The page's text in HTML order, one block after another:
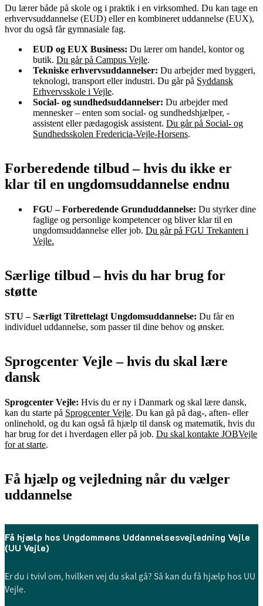
Du lærer både på skole og i praktik i en virksomhed. Du kan tage en
erhvervsuddannelse (EUD) eller en kombineret uddannelse (EUX),
hvor du også får gymnasiale fag.
EUD og EUX Business: Du lærer om handel, kontor og
butik. Du går på Campus Vejle.
Tekniske erhvervsuddannelser: Du arbejder med byggeri,
teknologi, transport eller industri. Du går på Syddansk
Erhvervsskole i Vejle.
Social- og sundhedsuddannelser: Du arbejder med
mennesker – enten som social- og sundhedshjælper, -
assistent eller pædagogisk assistent. Du går på Social- og
Sundhedsskolen Fredericia-Vejle-Horsens.
Forberedende tilbud – hvis du ikke er
klar til en ungdomsuddannelse endnu
FGU – Forberedende Grunduddannelse: Du styrker dine
faglige og personlige kompetencer og bliver klar til en
ungdomsuddannelse eller job. Du går på FGU Trekanten i
Vejle.
Særlige tilbud – hvis du har brug for
støtte
STU – Særligt Tilrettelagt Ungdomsuddannelse: Du får en
individuel uddannelse, som passer til dine behov og ønsker.
Sprogcenter Vejle – hvis du skal lære
dansk
Sprogcenter Vejle: Hvis du er ny i Danmark og skal lære dansk,
kan du starte på Sprogcenter Vejle. Du kan gå på dag-, aften- eller
onlinehold, og du kan også få hjælp til dansk og matematik, hvis du
har brug for det i hverdagen eller på job. Du skal kontakte JOBVejle
for at starte.
Få hjælp og vejledning når du vælger
uddannelse
Få hjælp hos Ungdommens Uddannelsesvejledning Vejle
(UU Vejle)
Er du i tvivl om, hvilken vej du skal gå? Så kan du få hjælp hos UU
Vejle.